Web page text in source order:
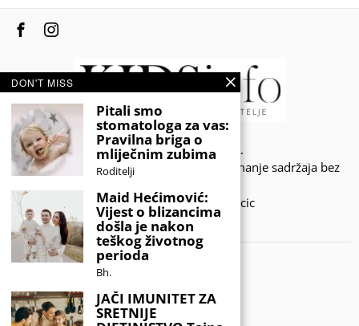
© 2020 - KIDSINFO.BA.
Sva prava zadržana. Zabranjeno preuzimanje sadržaja bez
Developed by Amar SIjercic
IZAŠAO JE NOVI MAGAZIN!
DON'T MISS
Pitali smo
stomatologa za vas:
Pravilna briga o
mliječnim zubima
Roditelji
Maid Hećimović:
Vijest o blizancima
došla je nakon
teškog životnog
perioda
Bh.
JAČI IMUNITET ZA
SRETNIJE